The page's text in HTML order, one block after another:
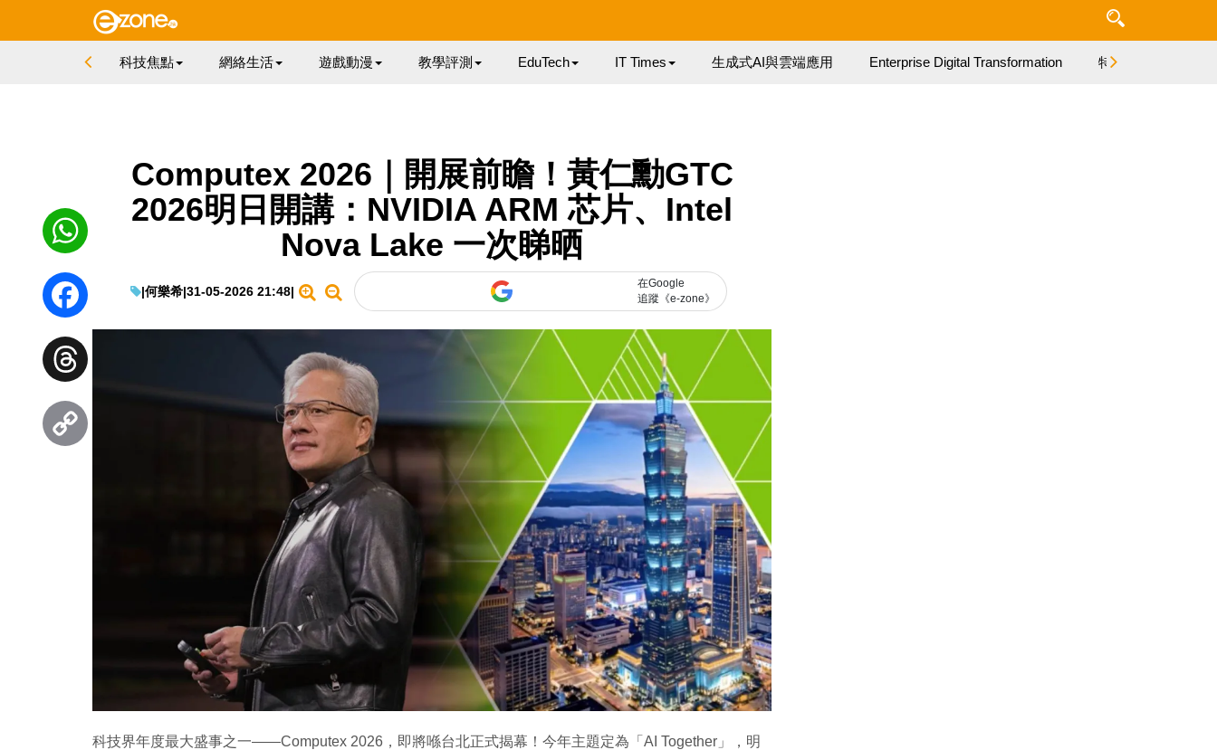
科技焦點 網絡生活 遊戲動漫 教學評測 EduTech IT Times 生成式AI與雲端應用 Enterprise Digital Transformation 特集
Computex 2026｜開展前瞻！黃仁勳GTC
2026明日開講：NVIDIA ARM 芯片、Intel
Nova Lake 一次睇晒
|何樂希|31-05-2026 21:48|
在Google
追蹤《e-zone》
科技界年度最大盛事之一——Computex 2026，即將喺台北正式揭幕！今年主題定為「AI Together」，明
WhatsApp
Facebook
Threads